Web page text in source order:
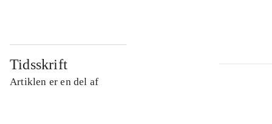
Tidsskrift
Artiklen er en del af